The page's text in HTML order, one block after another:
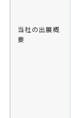
当社の出展概
要